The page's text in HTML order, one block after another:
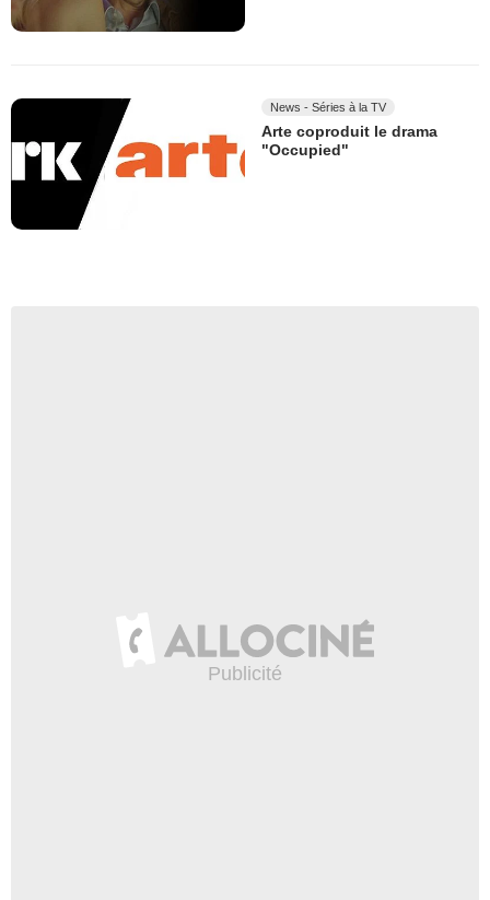
News - Séries à la TV
Arte coproduit le drama
"Occupied"